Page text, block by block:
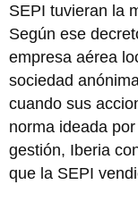
SEPI tuvieran la
Según ese
empresa aérea
sociedad
cuando sus
norma ideada
gestión, Iberia
que la SEPI